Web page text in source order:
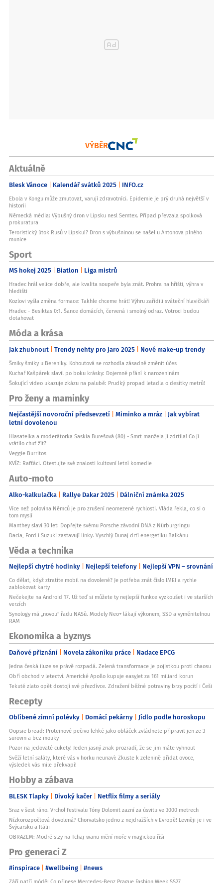
VÝBĚR
Aktuálně
Blesk Vánoce Kalendář svátků 2025 INFO.cz
Ebola v Kongu může zmutovat, varují zdravotníci. Epidemie je prý druhá největší v
historii
Německá média: Výbušný dron v Lipsku nesl Semtex. Případ převzala spolková
prokuratura
Teroristický útok Rusů v Lipsku!? Dron s výbušninou se našel u Antonova plného
munice
Sport
MS hokej 2025 Biatlon Liga mistrů
Hradec hrál velice dobře, ale kvalita soupeře byla znát. Prohra na hřišti, výhra v
hledišti
Kozlovi vyšla změna formace: Takhle chceme hrát! Výhru zařídili sváteční hlavičkáři
Hradec - Besiktas 0:1. Šance domácích, červená i smolný odraz. Votroci budou
dotahovat
Móda a krása
Jak zhubnout Trendy nehty pro jaro 2025 Nové make-up trendy
Šmiky šmiky u Bereniky. Kohoutová se rozhodla zásadně změnit účes
Kuchař Kašpárek slavil po boku krásky: Dojemné přání k narozeninám
Šokující video ukazuje zkázu na palubě: Prudký propad letadla o desítky metrů!
Pro ženy a maminky
Nejčastější novoroční předsevzetí Miminko a mráz Jak vybírat
letní dovolenou
Hlasatelka a moderátorka Saskia Burešová (80) - Smrt manžela ji zdrtila! Co jí
vrátilo chuť žít?
Veggie Burritos
KVÍZ: Rafťáci. Otestujte své znalosti kultovní letní komedie
Auto-moto
Alko-kalkulačka Rallye Dakar 2025 Dálniční známka 2025
Více než polovina Němců je pro zrušení neomezené rychlosti. Vláda řekla, co si o
tom myslí
Manthey slaví 30 let: Dopřejte svému Porsche závodní DNA z Nürburgringu
Dacia, Ford i Suzuki zastavují linky. Vyschlý Dunaj drtí energetiku Balkánu
Věda a technika
Nejlepší chytré hodinky Nejlepší telefony Nejlepší VPN – srovnání
Co dělat, když ztratíte mobil na dovolené? Je potřeba znát číslo IMEI a rychle
zablokovat karty
Nečekejte na Android 17. Už teď si můžete ty nejlepší funkce vyzkoušet i ve starších
verzích
Synology má „novou“ řadu NASů. Modely Neo+ lákají výkonem, SSD a vyměnitelnou
RAM
Ekonomika a byznys
Daňové přiznání Novela zákoníku práce Nadace EPCG
Jedna česká iluze se právě rozpadá. Zelená transformace je pojistkou proti chaosu
Obří obchod v letectví. Americké Apollo kupuje easyJet za 161 miliard korun
Tekuté zlato opět dostojí své přezdívce. Zdražení běžné potraviny brzy pocítí i Češi
Recepty
Oblíbené zimní polévky Domácí pekárny Jídlo podle horoskopu
Oopsie bread: Proteinové pečivo lehké jako obláček zvládnete připravit jen ze 3
surovin a bez mouky
Pozor na jedovaté cukety! Jeden jasný znak prozradí, že se jim máte vyhnout
Svěží letní saláty, které vás v horku neunaví: Zkuste k zelenině přidat ovoce,
výsledek vás mile překvapí!
Hobby a zábava
BLESK Tlapky Divoký kačer Netflix filmy a seriály
Sraz v šest ráno. Vrchol festivalu Tóny Dolomit zazní za úsvitu ve 3000 metrech
Nízkorozpočtová dovolená? Chorvatsko jedno z nejdražších v Evropě! Levněji je i ve
Švýcarsku a Itálii
OBRAZEM: Modré slzy na Tchaj-wanu mění moře v magickou říši
Pro generaci Z
#inspirace #wellbeing #news